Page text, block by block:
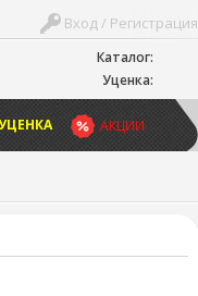
Каталог:
Уценка:
Вход / Регистрация
АКЦИИ